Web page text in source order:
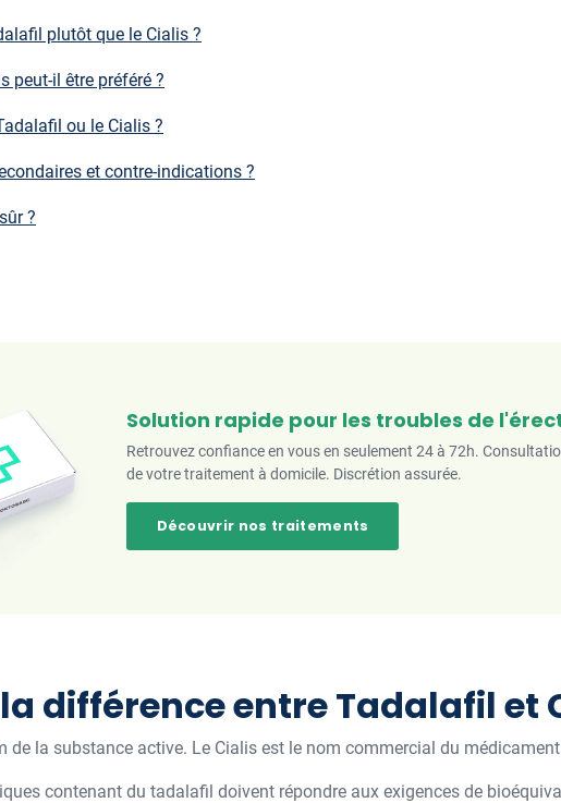
plutôt que le Cialis ?
peut-il être préféré ?
ou le Cialis ?
et contre-indications ?
?
Solution rapide pour les troubles de
Retrouvez confiance en vous en seulement 24 à 72h.
de votre traitement à domicile. Discrétion assurée.
Découvrir nos traitements
différence entre Tadalafil et
de la substance active. Le Cialis est le nom commercial du
contenant du tadalafil doivent répondre aux exigences de